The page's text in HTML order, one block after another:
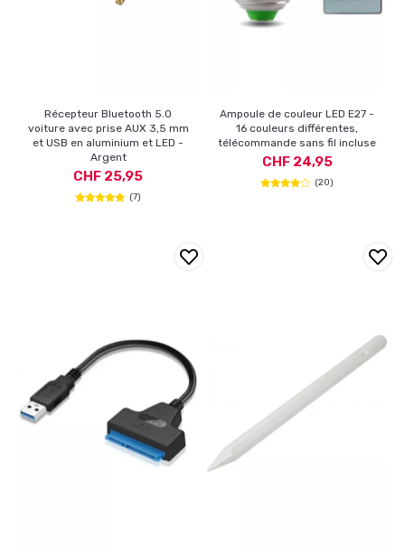
Récepteur Bluetooth 5.0
voiture avec prise AUX 3,5 mm
et USB en aluminium et LED -
Argent
CHF 25,95
(7)
Ampoule de couleur LED E27 -
16 couleurs différentes,
télécommande sans fil incluse
CHF 24,95
(20)